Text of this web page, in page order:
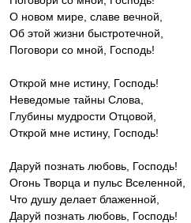
О новом мире, славе вечной,
Об этой жизни быстротечной,
Поговори со мной, Господь!
Открой мне истину, Господь!
Неведомые тайны Слова,
Глубины мудрости Отцовой,
Открой мне истину, Господь!
Даруй познать любовь, Господь!
Огонь Творца и пульс Вселенной,
Что душу делает блаженной,
Даруй познать любовь, Господь!